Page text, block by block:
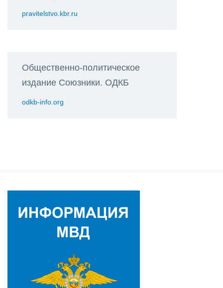
pravitelstvo.kbr.ru
Общественно-политическое
издание Союзники. ОДКБ
odkb-info.org